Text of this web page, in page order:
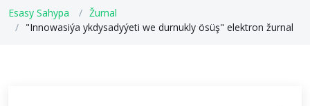
Esasy Sahypa
Žurnal
"Innowasiýa ykdysadyýeti we durnukly ösüş" elektron žurnal